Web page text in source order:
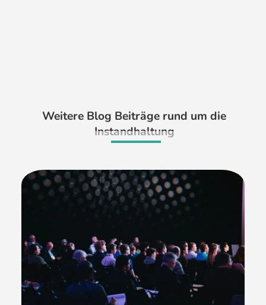
Weitere Blog Beiträge rund um die
Instandhaltung